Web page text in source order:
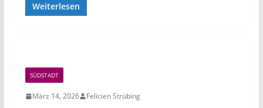
Weiterlesen
SÜDSTADT
März 14, 2026 Felicien Strübing